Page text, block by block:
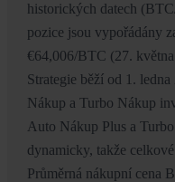
historických datech
pozice jsou vypořádány
€64,006/BTC (27.
Strategie běží od 1.
Nákup a Turbo Nákup
Auto Nákup Plus a
dynamicky, takže
Průměrná nákupní cena